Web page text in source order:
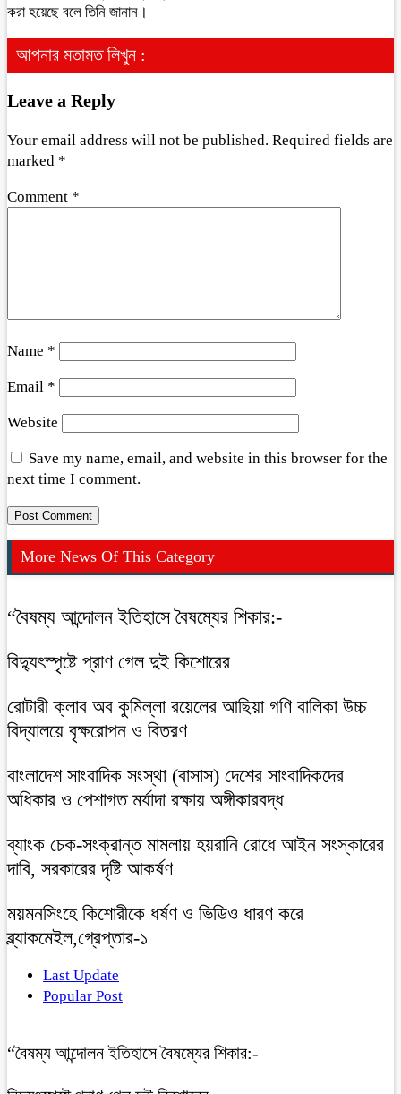
করা হয়েছে বলে তিনি জানান।
আপনার মতামত লিখুন :
Leave a Reply
Your email address will not be published. Required fields are
marked *
Comment *
Name *
Email *
Website
Save my name, email, and website in this browser for the
next time I comment.
More News Of This Category
“বৈষম্য আন্দোলন ইতিহাসে বৈষম্যের শিকার:-
বিদ্যুৎস্পৃষ্টে প্রাণ গেল দুই কিশোরের
রোটারী ক্লাব অব কুমিল্লা রয়েলের আছিয়া গণি বালিকা উচ্চ
বিদ্যালয়ে বৃক্ষরোপন ও বিতরণ
বাংলাদেশ সাংবাদিক সংস্থা (বাসাস) দেশের সাংবাদিকদের
অধিকার ও পেশাগত মর্যাদা রক্ষায় অঙ্গীকারবদ্ধ
ব্যাংক চেক-সংক্রান্ত মামলায় হয়রানি রোধে আইন সংস্কারের
দাবি, সরকারের দৃষ্টি আকর্ষণ
ময়মনসিংহে কিশোরীকে ধর্ষণ ও ভিডিও ধারণ করে
ব্ল্যাকমেইল,গ্রেপ্তার-১
Last Update
Popular Post
“বৈষম্য আন্দোলন ইতিহাসে বৈষম্যের শিকার:-